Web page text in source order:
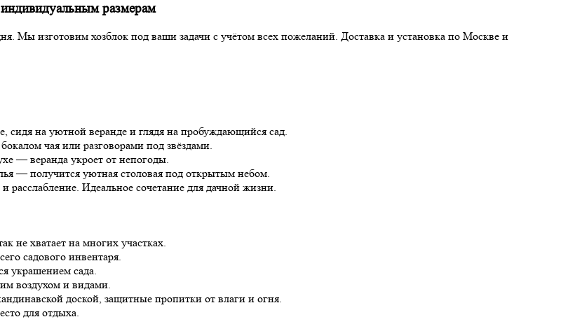
размерам
Мы изготовим хозблок под ваши задачи с учётом всех пожеланий. Доставка и установка по Москве и
сидя на уютной веранде и глядя на пробуждающийся сад.
чая или разговорами под звёздами.
— веранда укроет от непогоды.
— получится уютная столовая под открытым небом.
Идеальное сочетание для дачной жизни.
не хватает на многих участках.
садового инвентаря.
украшением сада.
воздухом и видами.
доской, защитные пропитки от влаги и огня.
для отдыха.